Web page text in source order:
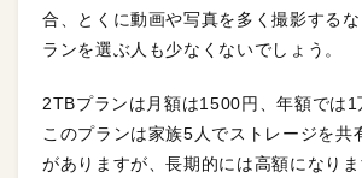
合、とくに動画や写真を多く撮影する
ランを選ぶ人も少なくないでしょう。
2TBプランは月額は1500円、年額では1
このプランは家族5人でストレージを共
がありますが、長期的には高額になりま